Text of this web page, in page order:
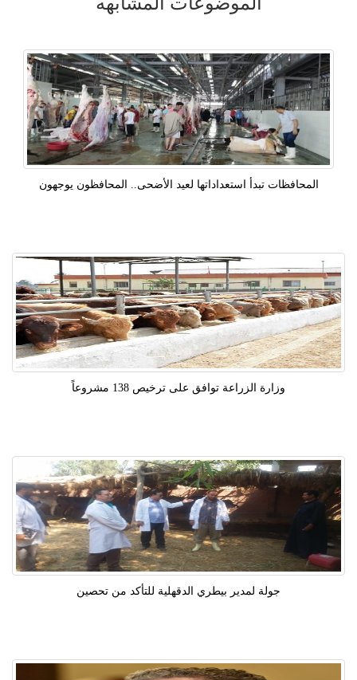
المحافظات تبدأ استعداداتها لعيد الأضحى.. المحافظون يوجهون
وزارة الزراعة توافق على ترخيص 138 مشروعاً
جولة لمدير بيطري الدقهلية للتأكد من تحصين